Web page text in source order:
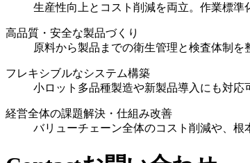
生産性向上とコスト削減を両立。作業標準
高品質・安全な製品づくり
原料から製品までの衛生管理と検査体制
フレキシブルなシステム構築
小ロット多品種製造や新製品導入にも対応
経営全体の課題解決・仕組み改善
バリューチェーン全体のコスト削減や、根